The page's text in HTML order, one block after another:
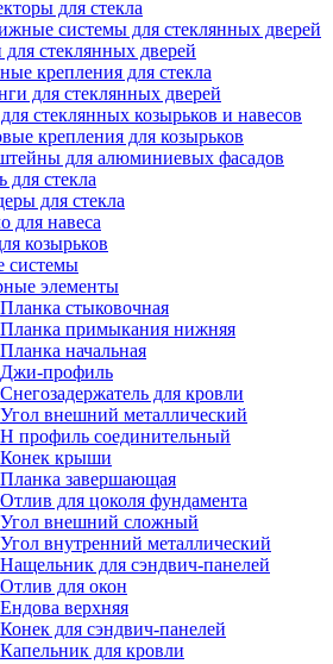
для стекла
системы для стеклянных дверей
для стеклянных дверей
крепления для стекла
для стеклянных дверей
стеклянных козырьков и навесов
крепления для козырьков
для алюминиевых фасадов
для стекла
для стекла
для навеса
козырьков
системы
элементы
Планка стыковочная
Планка примыкания нижняя
Планка начальная
Джи-профиль
Снегозадержатель для кровли
Угол внешний металлический
Н профиль соединительный
Конек крыши
Планка завершающая
Отлив для цоколя фундамента
Угол внешний сложный
Угол внутренний металлический
Нащельник для сэндвич-панелей
Отлив для окон
Ендова верхняя
Конек для сэндвич-панелей
Капельник для кровли